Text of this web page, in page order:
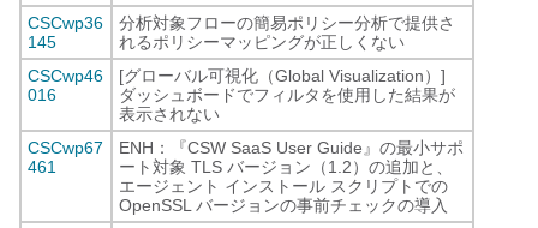
CSCwp36
145
分析対象フローの簡易ポリシー分析で提供さ
れるポリシーマッピングが正しくない
CSCwp46
016
[グローバル可視化（Global Visualization）]
ダッシュボードでフィルタを使用した結果が
表示されない
CSCwp67
461
ENH：『CSW SaaS User Guide』の最小サポ
ート対象 TLS バージョン（1.2）の追加と、
エージェント インストール スクリプトでの
OpenSSL バージョンの事前チェックの導入